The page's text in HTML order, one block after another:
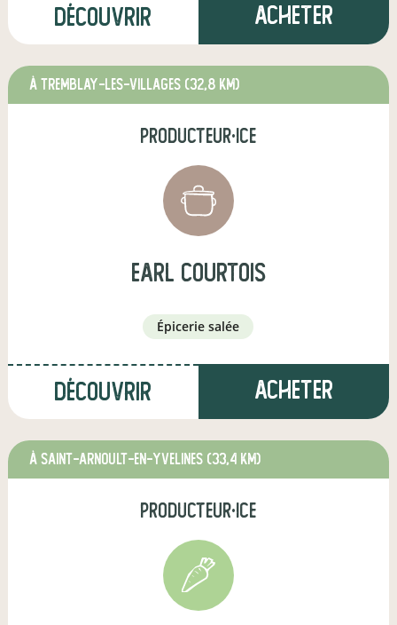
Découvrir Acheter
à Tremblay-les-Villages (32,8 km)
producteur·ice
earl courtois
épicerie salée
Découvrir Acheter
à Saint-Arnoult-en-Yvelines (33,4 km)
producteur·ice